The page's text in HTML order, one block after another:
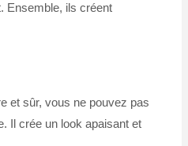
Ensemble, ils créent
et sûr, vous ne pouvez pas
Il crée un look apaisant et